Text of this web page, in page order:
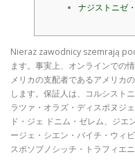
ナジストニゼ
Nieraz zawodnicy szemrają
ます。事実上、オンラインでの
メリカの支配者であるアメリカ
します。保証人は、コルシスト
ラツァ・オラズ・ディスポヌジ
ド・ジェ ドニム・ゼレム、ジエ
ージェ・シエン・バイチ・ウィ
スポソブノシッチ・トラフィエ